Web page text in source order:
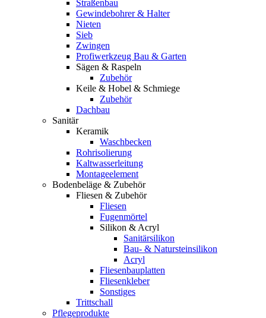
Straßenbau
Gewindebohrer & Halter
Nieten
Sieb
Zwingen
Profiwerkzeug Bau & Garten
Sägen & Raspeln
Zubehör
Keile & Hobel & Schmiege
Zubehör
Dachbau
Sanitär
Keramik
Waschbecken
Rohrisolierung
Kaltwasserleitung
Montageelement
Bodenbeläge & Zubehör
Fliesen & Zubehör
Fliesen
Fugenmörtel
Silikon & Acryl
Sanitärsilikon
Bau- & Natursteinsilikon
Acryl
Fliesenbauplatten
Fliesenkleber
Sonstiges
Trittschall
Pflegeprodukte